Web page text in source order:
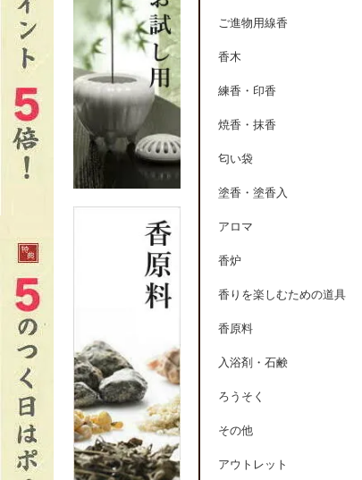
ご進物用線香
香木
練香・印香
焼香・抹香
匂い袋
塗香・塗香入
アロマ
香炉
香りを楽しむための道具
香原料
入浴剤・石鹸
ろうそく
その他
アウトレット